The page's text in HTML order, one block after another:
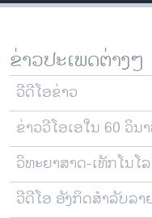
ພາສາອັງກິດ
ສຽງ
ລາຍການກະຈາຍສຽງ
ລາຍງານ
ຕິດຕາມພວກເຮົາ ທີ່
ພາສາຕ່າງໆ
ຂ່າວປະເພດຕ່າງໆ
ວີດີໂອຂ່າວ
ຂ່າວວີໂອເອໃນ 60 ວິນ
ວິທະຍາສາດ-ເທັກໂນໂ
ວີດີໂອ ອັງກິດສຳລັບລາ